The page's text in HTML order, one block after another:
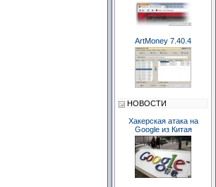
ArtMoney 7.40.4
НОВОСТИ
Хакерская атака на
Google из Китая